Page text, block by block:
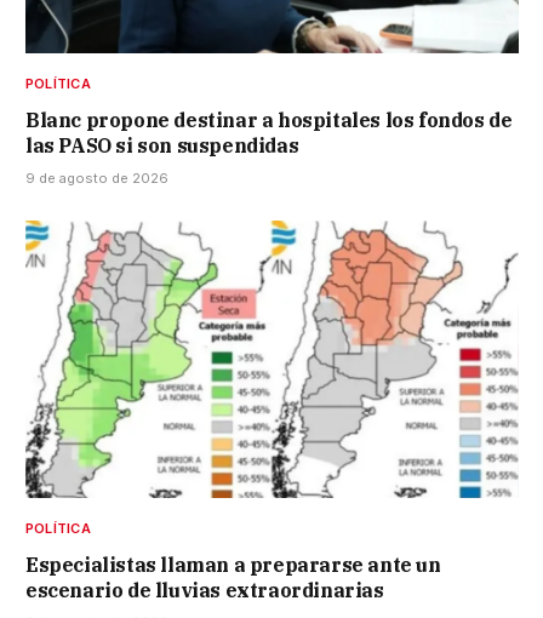
POLÍTICA
Blanc propone destinar a hospitales los fondos de
las PASO si son suspendidas
9 de agosto de 2026
POLÍTICA
Especialistas llaman a prepararse ante un
escenario de lluvias extraordinarias